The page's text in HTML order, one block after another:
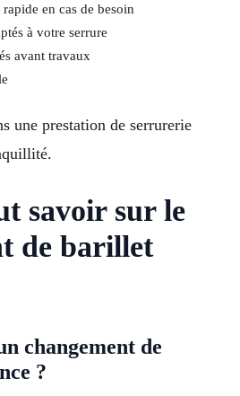
en cas de besoin
à votre serrure
avant travaux
une prestation de serrurerie
savoir sur le
de barillet
changement de
?